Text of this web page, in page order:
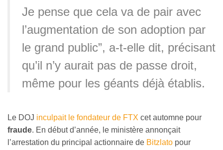
Je pense que cela va de pair avec
l’augmentation de son adoption par
le grand public”, a-t-elle dit, précisant
qu’il n’y aurait pas de passe droit,
même pour les géants déjà établis.
Le DOJ inculpait le fondateur de FTX cet automne pour
fraude. En début d’année, le ministère annonçait
l’arrestation du principal actionnaire de Bitzlato pour